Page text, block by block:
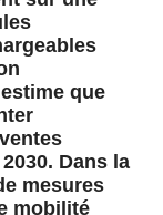
que
Dans la
mesures
mobilité